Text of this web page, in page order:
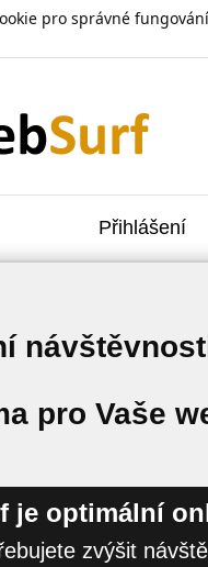
pro správné
Přihlášení
pro Vaše
je optimální
zvýšit